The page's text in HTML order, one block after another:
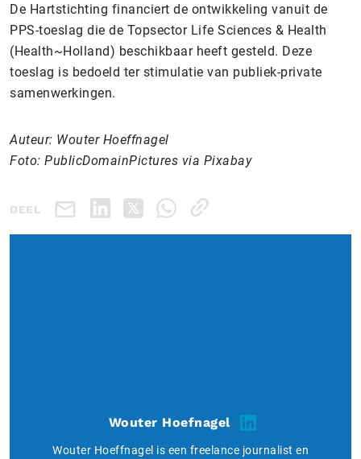
De Hartstichting financiert de ontwikkeling vanuit de
PPS-toeslag die de Topsector Life Sciences & Health
(Health~Holland) beschikbaar heeft gesteld. Deze
toeslag is bedoeld ter stimulatie van publiek-private
samenwerkingen.
Auteur: Wouter Hoeffnagel
Foto: PublicDomainPictures via Pixabay
DEEL
Wouter Hoefnagel
Wouter Hoeffnagel is een freelance journalist en